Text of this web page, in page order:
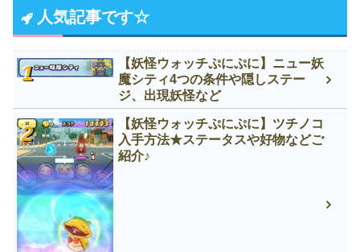
人気記事です☆
【妖怪ウォッチぷにぷに】ニュー妖
魔シティ4つの条件や隠しステー
ジ、出現妖怪など
【妖怪ウォッチぷにぷに】ツチノコ
入手方法★ステータスや好物などご
紹介♪